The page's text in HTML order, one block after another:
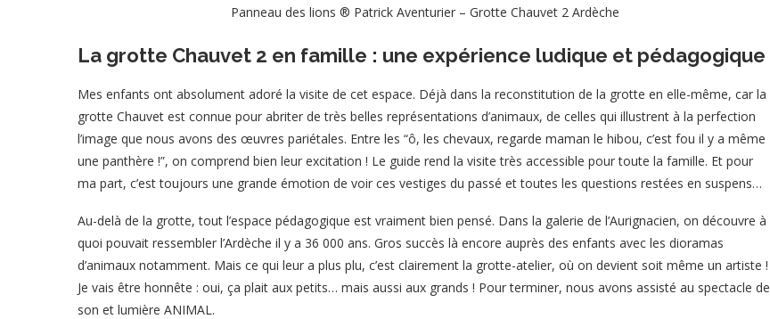
Panneau des lions ® Patrick Aventurier – Grotte Chauvet 2 Ardèche
La grotte Chauvet 2 en famille : une expérience ludique et pédagogique
Mes enfants ont absolument adoré la visite de cet espace. Déjà dans la reconstitution de la grotte en elle-même, car la
grotte Chauvet est connue pour abriter de très belles représentations d’animaux, de celles qui illustrent à la perfection
l’image que nous avons des œuvres pariétales. Entre les “ô, les chevaux, regarde maman le hibou, c’est fou il y a même
une panthère !”, on comprend bien leur excitation ! Le guide rend la visite très accessible pour toute la famille. Et pour
ma part, c’est toujours une grande émotion de voir ces vestiges du passé et toutes les questions restées en suspens…
Au-delà de la grotte, tout l’espace pédagogique est vraiment bien pensé. Dans la galerie de l’Aurignacien, on découvre à
quoi pouvait ressembler l’Ardèche il y a 36 000 ans. Gros succès là encore auprès des enfants avec les dioramas
d’animaux notamment. Mais ce qui leur a plus plu, c’est clairement la grotte-atelier, où on devient soit même un artiste !
Je vais être honnête : oui, ça plait aux petits… mais aussi aux grands ! Pour terminer, nous avons assisté au spectacle de
son et lumière ANIMAL.